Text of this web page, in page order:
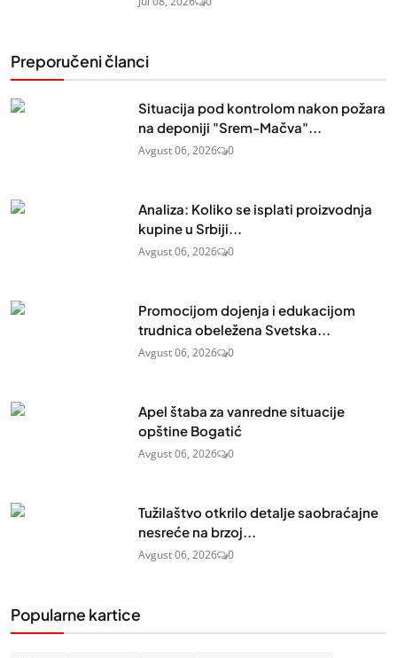
Preporučeni članci
Situacija pod kontrolom nakon požara
na deponiji "Srem-Mačva"...
Avgust 06, 2026 0
Analiza: Koliko se isplati proizvodnja
kupine u Srbiji...
Avgust 06, 2026 0
Promocijom dojenja i edukacijom
trudnica obeležena Svetska...
Avgust 06, 2026 0
Apel štaba za vanredne situacije
opštine Bogatić
Avgust 06, 2026 0
Tužilaštvo otkrilo detalje saobraćajne
nesreće na brzoj...
Avgust 06, 2026 0
Popularne kartice